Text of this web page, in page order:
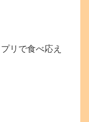
リで食べ応え